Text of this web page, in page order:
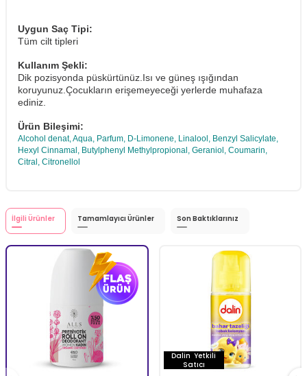
Uygun Saç Tipi:
Tüm cilt tipleri
Kullanım Şekli:
Dik pozisyonda püskürtünüz.Isı ve güneş ışığından
koruyunuz.Çocukların erişemeyeceği yerlerde muhafaza
ediniz.
Ürün Bileşimi:
Alcohol denat, Aqua, Parfum, D-Limonene, Linalool, Benzyl Salicylate,
Hexyl Cinnamal, Butylphenyl Methylpropional, Geraniol, Coumarin,
Citral, Citronellol
İlgili Ürünler Tamamlayıcı Ürünler Son Baktıklarınız
Dalin Yetkili
Satıcı